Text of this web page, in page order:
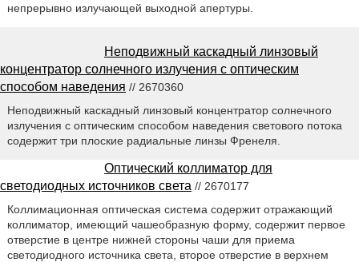
непрерывно излучающей выходной апертуры.
Неподвижный каскадный линзовый
концентратор солнечного излучения с оптическим
способом наведения // 2670360
Неподвижный каскадный линзовый концентратор солнечного
излучения с оптическим способом наведения светового потока
содержит три плоские радиальные линзы Френеля.
Оптический коллиматор для
светодиодных источников света // 2670177
Коллимационная оптическая система содержит отражающий
коллиматор, имеющий чашеобразную форму, содержит первое
отверстие в центре нижней стороны чаши для приема
светодиодного источника света, второе отверстие в верхнем